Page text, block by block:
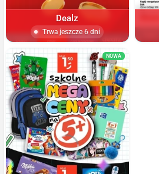
Dealz
Trwa jeszcze 6 dni
NOWA